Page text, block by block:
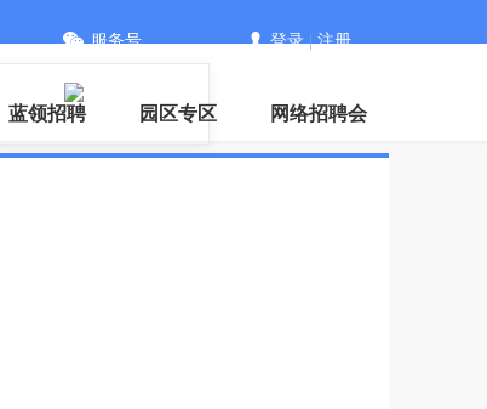
服务号 登录|注册
蓝领招聘 园区专区 网络招聘会